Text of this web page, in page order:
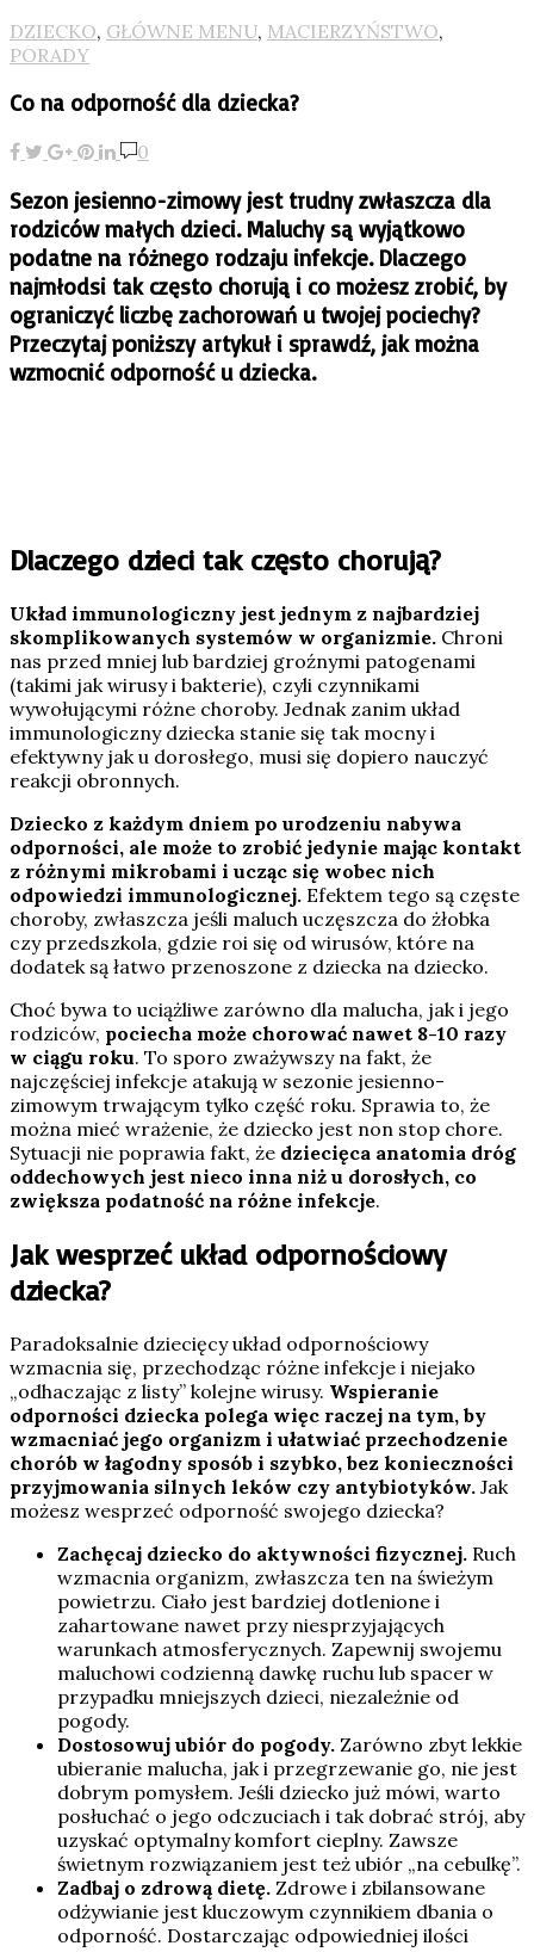
DZIECKO, GŁÓWNE MENU, MACIERZYŃSTWO,
PORADY
Co na odporność dla dziecka?
0
Sezon jesienno-zimowy jest trudny zwłaszcza dla
rodziców małych dzieci. Maluchy są wyjątkowo
podatne na różnego rodzaju infekcje. Dlaczego
najmłodsi tak często chorują i co możesz zrobić, by
ograniczyć liczbę zachorowań u twojej pociechy?
Przeczytaj poniższy artykuł i sprawdź, jak można
wzmocnić odporność u dziecka.
Dlaczego dzieci tak często chorują?
Układ immunologiczny jest jednym z najbardziej
skomplikowanych systemów w organizmie. Chroni
nas przed mniej lub bardziej groźnymi patogenami
(takimi jak wirusy i bakterie), czyli czynnikami
wywołującymi różne choroby. Jednak zanim układ
immunologiczny dziecka stanie się tak mocny i
efektywny jak u dorosłego, musi się dopiero nauczyć
reakcji obronnych.
Dziecko z każdym dniem po urodzeniu nabywa
odporności, ale może to zrobić jedynie mając kontakt
z różnymi mikrobami i ucząc się wobec nich
odpowiedzi immunologicznej. Efektem tego są częste
choroby, zwłaszcza jeśli maluch uczęszcza do żłobka
czy przedszkola, gdzie roi się od wirusów, które na
dodatek są łatwo przenoszone z dziecka na dziecko.
Choć bywa to uciążliwe zarówno dla malucha, jak i jego
rodziców, pociecha może chorować nawet 8-10 razy
w ciągu roku. To sporo zważywszy na fakt, że
najczęściej infekcje atakują w sezonie jesienno-
zimowym trwającym tylko część roku. Sprawia to, że
można mieć wrażenie, że dziecko jest non stop chore.
Sytuacji nie poprawia fakt, że dziecięca anatomia dróg
oddechowych jest nieco inna niż u dorosłych, co
zwiększa podatność na różne infekcje.
Jak wesprzeć układ odpornościowy
dziecka?
Paradoksalnie dziecięcy układ odpornościowy
wzmacnia się, przechodząc różne infekcje i niejako
„odhaczając z listy” kolejne wirusy. Wspieranie
odporności dziecka polega więc raczej na tym, by
wzmacniać jego organizm i ułatwiać przechodzenie
chorób w łagodny sposób i szybko, bez konieczności
przyjmowania silnych leków czy antybiotyków. Jak
możesz wesprzeć odporność swojego dziecka?
Zachęcaj dziecko do aktywności fizycznej. Ruch
wzmacnia organizm, zwłaszcza ten na świeżym
powietrzu. Ciało jest bardziej dotlenione i
zahartowane nawet przy niesprzyjających
warunkach atmosferycznych. Zapewnij swojemu
maluchowi codzienną dawkę ruchu lub spacer w
przypadku mniejszych dzieci, niezależnie od
pogody.
Dostosowuj ubiór do pogody. Zarówno zbyt lekkie
ubieranie malucha, jak i przegrzewanie go, nie jest
dobrym pomysłem. Jeśli dziecko już mówi, warto
posłuchać o jego odczuciach i tak dobrać strój, aby
uzyskać optymalny komfort cieplny. Zawsze
świetnym rozwiązaniem jest też ubiór „na cebulkę”.
Zadbaj o zdrową dietę. Zdrowe i zbilansowane
odżywianie jest kluczowym czynnikiem dbania o
odporność. Dostarczając odpowiedniej ilości